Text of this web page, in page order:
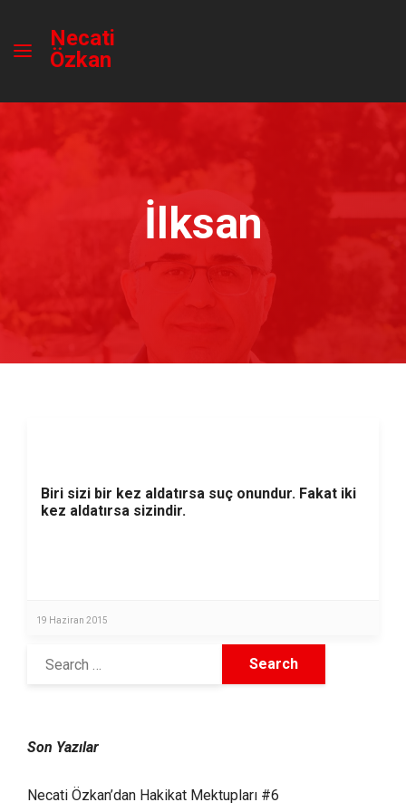
Necati
Özkan
İlksan
Biri sizi bir kez aldatırsa suç onundur. Fakat iki
kez aldatırsa sizindir.
19 Haziran 2015
Son Yazılar
Necati Özkan’dan Hakikat Mektupları #6